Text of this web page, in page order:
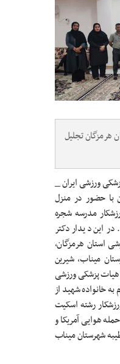
هرمزگان تجلیل
ورزشی ایران _
با حضور در منزل
مدرسه شجره
این دیدار دکتر
استان هرمزگان،
میناب، شیرین
پزشکی ورزشی
خانواده شهید از
رشته اسکیت
ساعات اولیه حمله هوایی آمریکا و
شهرستان میناب